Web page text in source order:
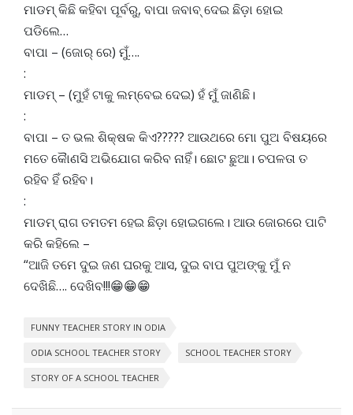
ମାଡମ୍ କିଛି କହିବା ପୂର୍ବରୁ, ବାପା ଜବାବ୍ ଦେଇ ଛିଡ଼ା ହୋଇ
ପଡିଲେ…
ବାପା – (ଜୋର୍ ରେ) ମୁଁ….
:
ମାଡମ୍ – (ମୁହଁ ଟାକୁ ଲମ୍ବେଇ ଦେଇ) ହଁ ମୁଁ ଜାଣିଛି।
:
ବାପା – ତ ଭଲ ଶିକ୍ଷକ କିଏ????? ଆଉଥରେ ମୋ ପୁଅ ବିଷୟରେ
ମତେ କୈାଣସି ଅଭିଯୋଗ କରିବ ନାହିଁ। ଛୋଟ ଛୁଆ। ଚପଳତା ତ
ରହିବ ହିଁ ରହିବ।
:
ମାଡମ୍ ରାଗ ତମତମ ହେଇ ଛିଡ଼ା ହୋଇଗଲେ। ଆଉ ଜୋରରେ ପାଟି
କରି କହିଲେ –
“ଆଜି ତମେ ଦୁଇ ଜଣ ଘରକୁ ଆସ, ଦୁଇ ବାପ ପୁଅଙ୍କୁ ମୁଁ ନ
ଦେଖିଛି…. ଦେଖିବ!!!😁😁😁
FUNNY TEACHER STORY IN ODIA
ODIA SCHOOL TEACHER STORY SCHOOL TEACHER STORY
STORY OF A SCHOOL TEACHER